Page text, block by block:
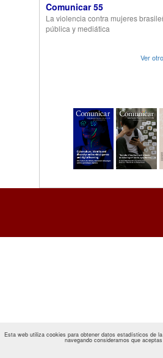
Comunicar 55
La violencia contra mujeres
pública y mediática
Ver
Esta web utiliza cookies para obtener datos estadísticos de
navegando consideramos que